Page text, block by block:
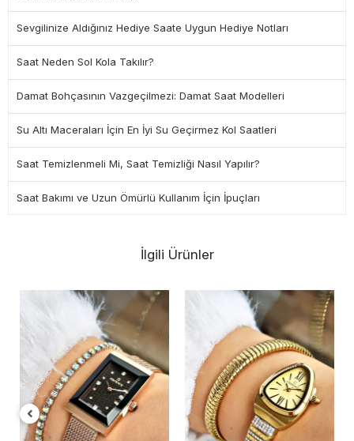
Sevgilinize Aldığınız Hediye Saate Uygun Hediye Notları
Saat Neden Sol Kola Takılır?
Damat Bohçasının Vazgeçilmezi: Damat Saat Modelleri
Su Altı Maceraları İçin En İyi Su Geçirmez Kol Saatleri
Saat Temizlenmeli Mi, Saat Temizliği Nasıl Yapılır?
Saat Bakımı ve Uzun Ömürlü Kullanım İçin İpuçları
İlgili Ürünler